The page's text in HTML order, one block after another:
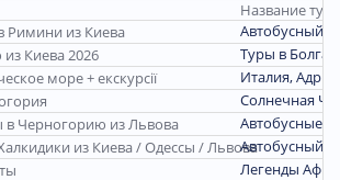
Название тура
Автобусный
Туры в
Италия,
Солнечная
Автобусные
Автобусный
Легенды